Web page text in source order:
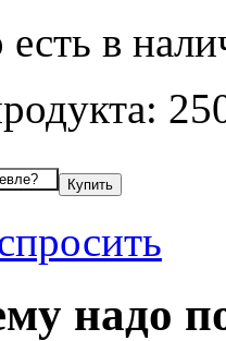
есть в
надо